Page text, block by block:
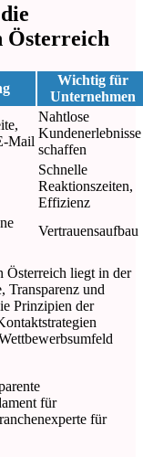
Österreich
Wichtig für
Unternehmen
Mail
Nahtlose
Kundenerlebnisse
schaffen
Schnelle
Reaktionszeiten,
Effizienz
Vertrauensaufbau
liegt in der
Transparenz und
Prinzipien der
für
für